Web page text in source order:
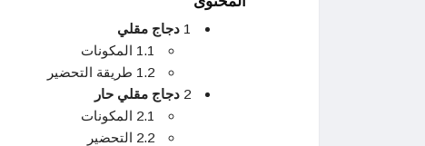
1 دجاج مقلي
1.1 المكونات
1.2 طريقة التحضير
2 دجاج مقلي حار
2.1 المكونات
2.2 التحضير